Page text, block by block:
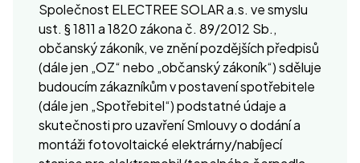
Společnost ELECTREE SOLAR a.s. ve smyslu
ust. § 1811 a 1820 zákona č. 89/2012 Sb.,
občanský zákoník, ve znění pozdějších předpisů
(dále jen „OZ“ nebo „občanský zákoník“) sděluje
budoucím zákazníkům v postavení spotřebitele
(dále jen „Spotřebitel“) podstatné údaje a
skutečnosti pro uzavření Smlouvy o dodání a
montáži fotovoltaické elektrárny/nabíjecí